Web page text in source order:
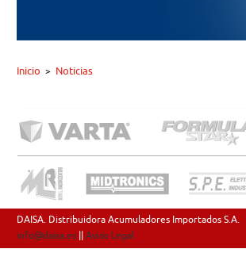
Inicio > Noticias
DAISA. Distribuidora Acumuladores Importados S.A.
info@daisa.es|| Aviso Legal